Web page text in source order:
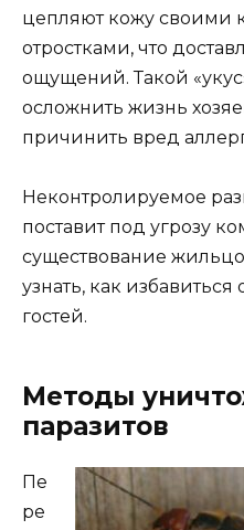
цепляют кожу
отростками, что
ощущений. Такой
осложнить жизнь
причинить вред
Неконтролируемое
поставит под угрозу
существование
узнать, как
гостей.
Методы
паразитов
Пе
ре